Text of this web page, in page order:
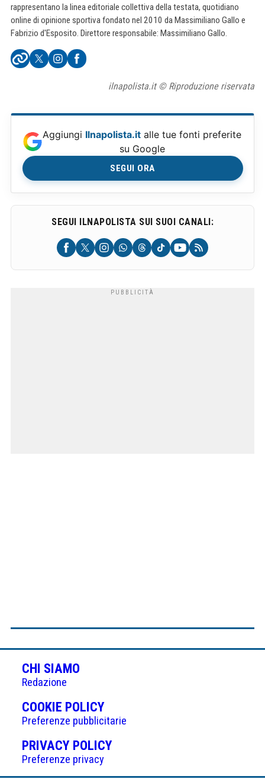
rappresentano la linea editoriale collettiva della testata, quotidiano
online di opinione sportiva fondato nel 2010 da Massimiliano Gallo e
Fabrizio d'Esposito. Direttore responsabile: Massimiliano Gallo.
ilnapolista.it © Riproduzione riservata
Aggiungi Ilnapolista.it alle tue fonti preferite
su Google
SEGUI ORA
SEGUI ILNAPOLISTA SUI SUOI CANALI:
CHI SIAMO
Redazione
COOKIE POLICY(APRE
IN
UNA
NUOVA
Preferenze pubblicitarie
PRIVACY POLICY(APRE
UNA
Preferenze privacy